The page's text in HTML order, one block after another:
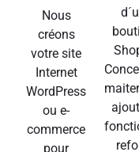
Nous
créons
votre site
Internet
WordPress
ou e-
commerce
pour